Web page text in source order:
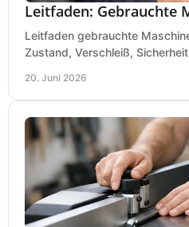
Leitfaden: Gebrauchte
Leitfaden gebrauchte
Zustand, Verschleiß,
20. Juni 2026